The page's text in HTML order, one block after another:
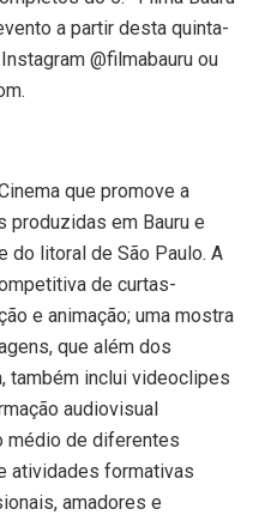
a partir desta quinta-
@filmabauru ou
que promove a
produzidas em Bauru e
do litoral de São Paulo. A
de curtas-
e animação; uma mostra
que além dos
também inclui videoclipes
audiovisual
médio de diferentes
atividades formativas
amadores e